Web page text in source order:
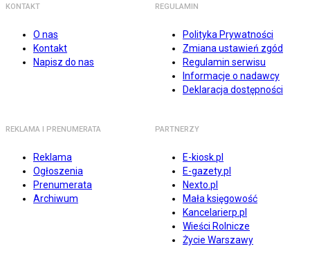
KONTAKT
O nas
Kontakt
Napisz do nas
REGULAMIN
Polityka Prywatności
Zmiana ustawień zgód
Regulamin serwisu
Informacje o nadawcy
Deklaracja dostępności
REKLAMA I PRENUMERATA
Reklama
Ogłoszenia
Prenumerata
Archiwum
PARTNERZY
E-kiosk.pl
E-gazety.pl
Nexto.pl
Mała księgowość
Kancelarierp.pl
Wieści Rolnicze
Życie Warszawy